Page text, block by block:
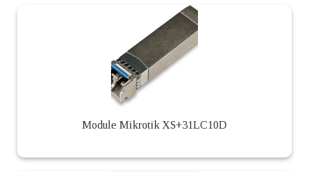
Module Mikrotik XS+31LC10D